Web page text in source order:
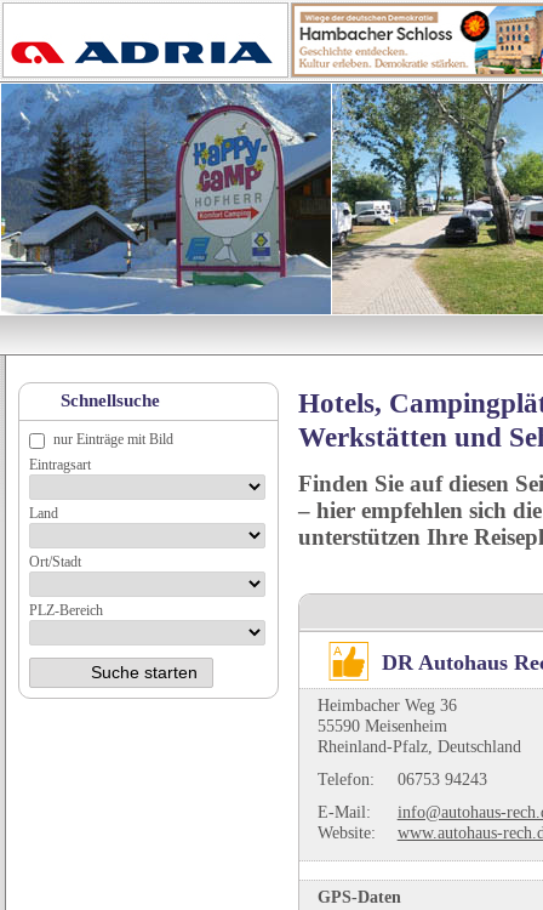
Hotels,
Werkstätten und
Finden Sie auf diesen
– hier empfehlen sich
unterstützen Ihre
DR Autohaus
Heimbacher Weg 36
55590 Meisenheim
Rheinland-Pfalz, Deutschland
Telefon:
06753 94243
E-Mail:
info@autohaus-
Website:
www.autohaus-
GPS-Daten
Schnellsuche
nur Einträge mit Bild
Eintragsart
Land
Ort/Stadt
PLZ-Bereich